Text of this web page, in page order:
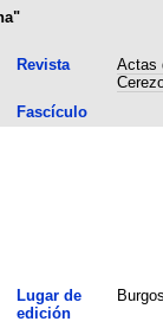
Revista
Actas
Fascículo
Lugar de
edición
Burgos